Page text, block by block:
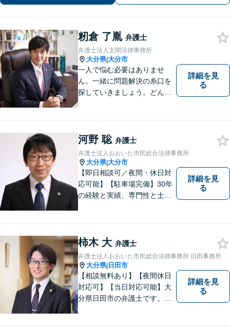
籾倉 了胤 弁護士
弁護士法人太聞法律事務所
大分県|大分市
一人で悩む必要はありませ
ん。一緒に問題解決の糸口を
探していきましょう。どんな
遺産分割、介護などの高齢社
会問題に注力しております。
詳細を見
る
河野 聡 弁護士
弁護士法人おおいた市民総合法律事務所
大分県|大分市
【即日相談可／夜間・休日対
応可能】【駐車場完備】30年
の経験と実績、専門性と士業
ニーズに応えます。常に市民
に身近で親しみやすい弁護士
であり続けます。
詳細を見
る
柿木 大 弁護士
弁護士法人おおいた市民総合法律事務所 日田事務所
大分県| 日田市
【相談無料あり】【夜間休日
対応可】【当日対応可能】大
分県日田市の弁護士です。離
詳細を見
る